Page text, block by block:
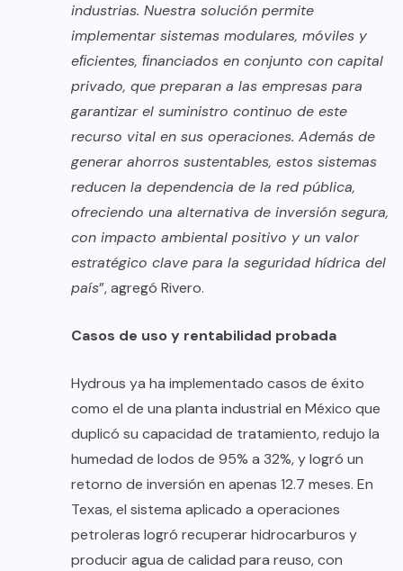
industrias. Nuestra solución permite
implementar sistemas modulares, móviles y
eﬁcientes, ﬁnanciados en conjunto con capital
privado, que preparan a las empresas para
garantizar el suministro continuo de este
recurso vital en sus operaciones. Además de
generar ahorros sustentables, estos sistemas
reducen la dependencia de la red pública,
ofreciendo una alternativa de inversión segura,
con impacto ambiental positivo y un valor
estratégico clave para la seguridad hídrica del
país”, agregó Rivero.
Casos de uso y rentabilidad probada
Hydrous ya ha implementado casos de éxito
como el de una planta industrial en México que
duplicó su capacidad de tratamiento, redujo la
humedad de lodos de 95% a 32%, y logró un
retorno de inversión en apenas 12.7 meses. En
Texas, el sistema aplicado a operaciones
petroleras logró recuperar hidrocarburos y
producir agua de calidad para reuso, con